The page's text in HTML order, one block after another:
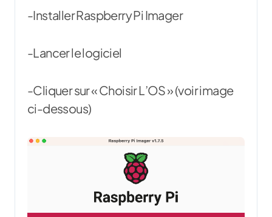
-Installer Raspberry Pi Imager
-Lancer le logiciel
-Cliquer sur « Choisir L’OS » (voir image
ci-dessous)